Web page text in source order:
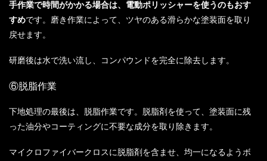
手作業で時間がかかる場合は、電動ポリッシャーを使うのもおす
すめです。磨き作業によって、ツヤのある滑らかな塗装面を取り
戻せます。
研磨後は水で洗い流し、コンパウンドを完全に除去します。
⑥脱脂作業
下地処理の最後は、脱脂作業です。脱脂剤を使って、塗装面に残
った油分やコーティングに不要な成分を取り除きます。
マイクロファイバークロスに脱脂剤を含ませ、均一になるようボ